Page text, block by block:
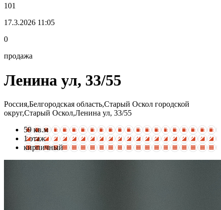
101
17.3.2026 11:05
0
продажа
Ленина ул, 33/55
Россия,Белгородская область,Старый Оскол городской
округ,Старый Оскол,Ленина ул, 33/55
59 кв.м
1 этаж
кирпичный